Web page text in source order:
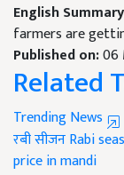
English
farmers are
Published on:06
Related
Trending News
रबी सीजनRabi
price in mandi